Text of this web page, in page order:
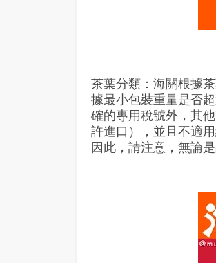
茶葉分類：海關根據
據最小包裝重量是否
確的專用稅號外，其
許進口），並且不適
因此，請注意，無論